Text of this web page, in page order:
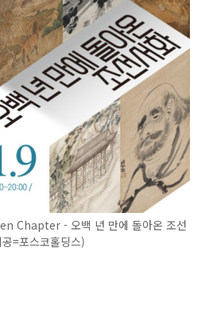
Chapter - 오백 년 만에 돌아온 조선
=포스코홀딩스)